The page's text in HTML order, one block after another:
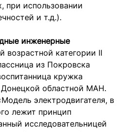
при использовании
и т.д.).
инженерные
возрастной категории II
из Покровска
кружка
областной МАН.
электродвигателя, в
лежит принцип
исследовательницей